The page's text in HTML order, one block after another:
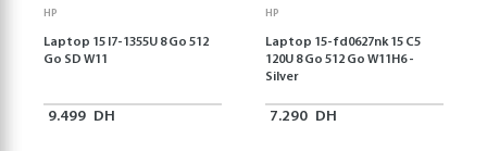
HP
Laptop 15 I7-1355U 8 Go 512
Go SD W11
9.499 DH
HP
Laptop 15-fd0627nk 15 C5
120U 8 Go 512 Go W11H6 -
Silver
7.290 DH